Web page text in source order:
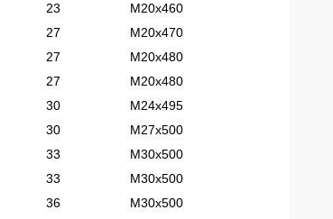
23
М20х460
27
М20х470
27
М20х480
27
М20х480
30
М24х495
30
М27х500
33
М30х500
33
М30х500
36
М30х500